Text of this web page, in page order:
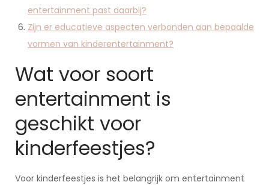
entertainment past daarbij?
Zijn er educatieve aspecten verbonden aan bepaalde
vormen van kinderentertainment?
Wat voor soort
entertainment is
geschikt voor
kinderfeestjes?
Voor kinderfeestjes is het belangrijk om entertainment